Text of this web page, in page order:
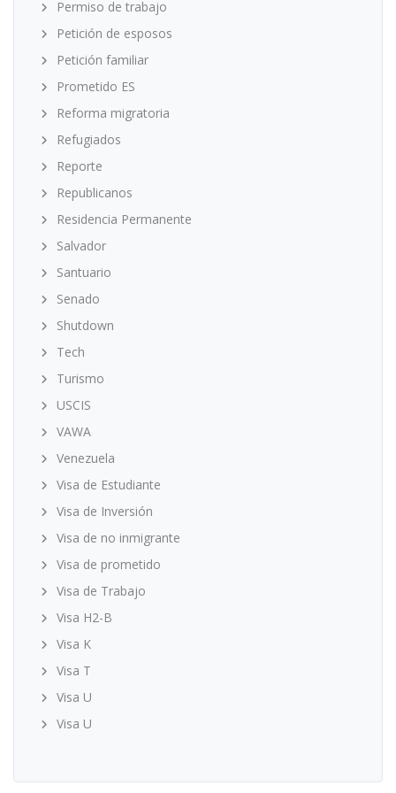
Permiso de trabajo
Petición de esposos
Petición familiar
Prometido ES
Reforma migratoria
Refugiados
Reporte
Republicanos
Residencia Permanente
Salvador
Santuario
Senado
Shutdown
Tech
Turismo
USCIS
VAWA
Venezuela
Visa de Estudiante
Visa de Inversión
Visa de no inmigrante
Visa de prometido
Visa de Trabajo
Visa H2-B
Visa K
Visa T
Visa U
Visa U